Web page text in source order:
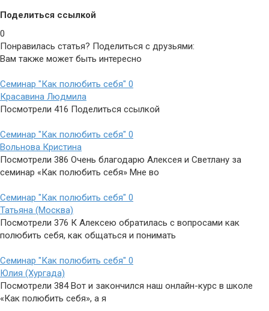
Поделиться ссылкой
0
Понравилась статья? Поделиться с друзьями:
Вам также может быть интересно
Семинар "Как полюбить себя" 0
Красавина Людмила
Посмотрели 416 Поделиться ссылкой
Семинар "Как полюбить себя" 0
Вольнова Кристина
Посмотрели 386 Очень благодарю Алексея и Светлану за
семинар «Как полюбить себя» Мне во
Семинар "Как полюбить себя" 0
Татьяна (Москва)
Посмотрели 376 К Алексею обратилась с вопросами как
полюбить себя, как общаться и понимать
Семинар "Как полюбить себя" 0
Юлия (Хургада)
Посмотрели 384 Вот и закончился наш онлайн-курс в школе
«Как полюбить себя», а я